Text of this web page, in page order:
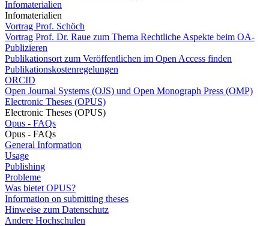
Infomaterialien
Infomaterialien
Vortrag Prof. Schöch
Vortrag Prof. Dr. Raue zum Thema Rechtliche Aspekte beim OA-
Publizieren
Publikationsort zum Veröffentlichen im Open Access finden
Publikationskostenregelungen
ORCID
Open Journal Systems (OJS) und Open Monograph Press (OMP)
Electronic Theses (OPUS)
Electronic Theses (OPUS)
Opus - FAQs
Opus - FAQs
General Information
Usage
Publishing
Probleme
Was bietet OPUS?
Information on submitting theses
Hinweise zum Datenschutz
Andere Hochschulen